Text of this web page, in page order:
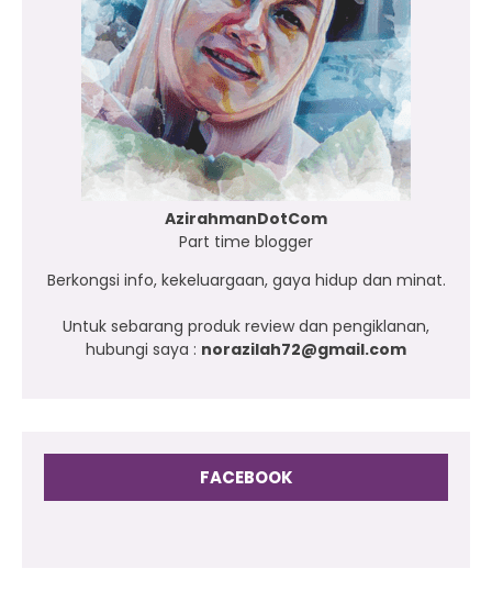
AzirahmanDotCom
Part time blogger
Berkongsi info, kekeluargaan, gaya hidup dan minat.
Untuk sebarang produk review dan pengiklanan,
hubungi saya : norazilah72@gmail.com
FACEBOOK